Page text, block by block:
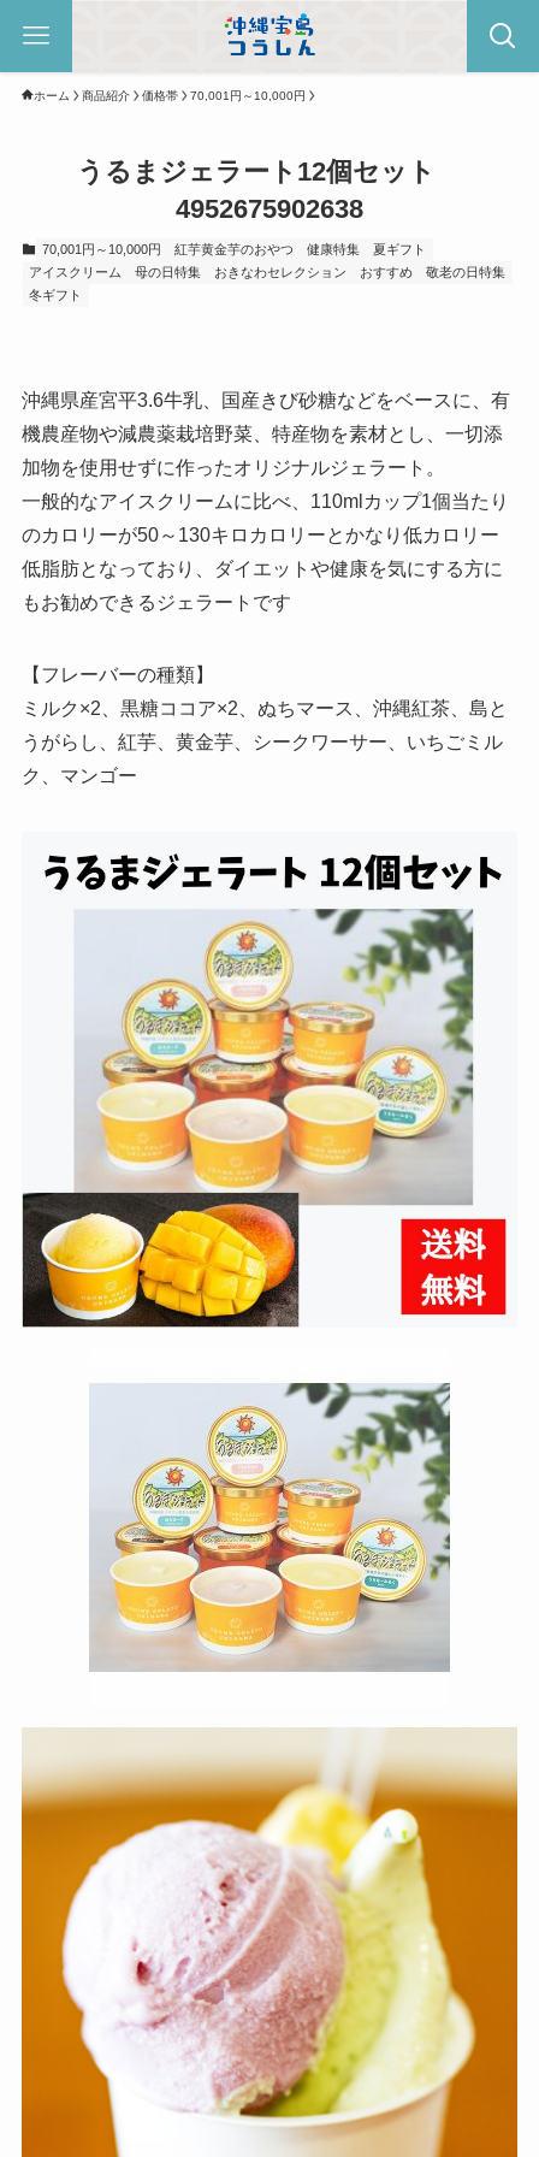
ホーム 商品紹介 価格帯 70,001円～10,000円
うるまジェラート12個セット
4952675902638
70,001円～10,000円 紅芋黄金芋のおやつ 健康特集
夏ギフト
アイスクリーム
母の日特集 おきなわセレクション おすすめ
敬老の日特集
冬ギフト
沖縄県産宮平3.6牛乳、国産きび砂糖などをベースに、有
機農産物や減農薬栽培野菜、特産物を素材とし、一切添
加物を使用せずに作ったオリジナルジェラート。
一般的なアイスクリームに比べ、110mlカップ1個当たり
のカロリーが50～130キロカロリーとかなり低カロリー
低脂肪となっており、ダイエットや健康を気にする方に
もお勧めできるジェラートです
【フレーバーの種類】
ミルク×2、黒糖ココア×2、ぬちマース、沖縄紅茶、島と
うがらし、紅芋、黄金芋、シークワーサー、いちごミル
ク、マンゴー